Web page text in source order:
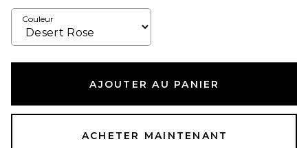
Couleur
AJOUTER AU PANIER
ACHETER MAINTENANT